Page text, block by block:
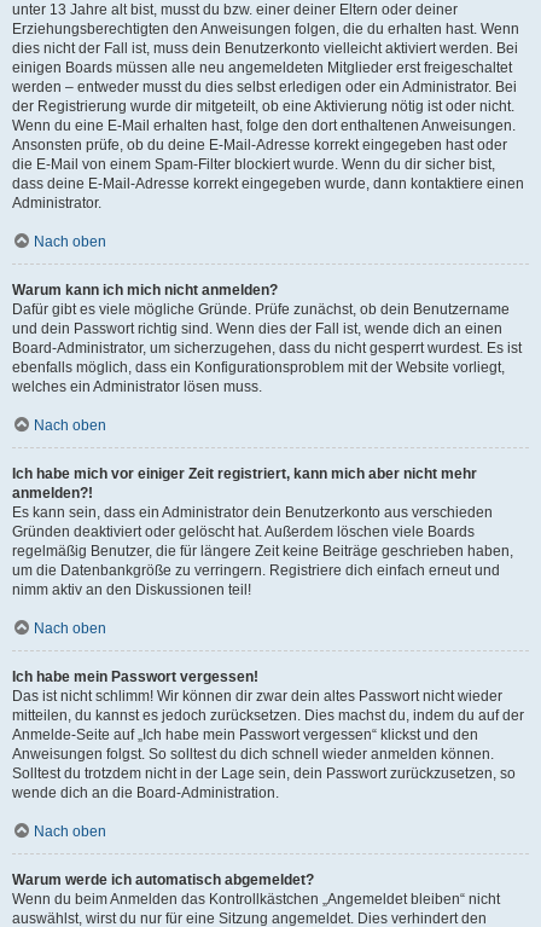
unter 13 Jahre alt bist, musst du bzw. einer deiner Eltern oder deiner
Erziehungsberechtigten den Anweisungen folgen, die du erhalten hast. Wenn
dies nicht der Fall ist, muss dein Benutzerkonto vielleicht aktiviert werden. Bei
einigen Boards müssen alle neu angemeldeten Mitglieder erst freigeschaltet
werden – entweder musst du dies selbst erledigen oder ein Administrator. Bei
der Registrierung wurde dir mitgeteilt, ob eine Aktivierung nötig ist oder nicht.
Wenn du eine E-Mail erhalten hast, folge den dort enthaltenen Anweisungen.
Ansonsten prüfe, ob du deine E-Mail-Adresse korrekt eingegeben hast oder
die E-Mail von einem Spam-Filter blockiert wurde. Wenn du dir sicher bist,
dass deine E-Mail-Adresse korrekt eingegeben wurde, dann kontaktiere einen
Administrator.
Nach oben
Warum kann ich mich nicht anmelden?
Dafür gibt es viele mögliche Gründe. Prüfe zunächst, ob dein Benutzername
und dein Passwort richtig sind. Wenn dies der Fall ist, wende dich an einen
Board-Administrator, um sicherzugehen, dass du nicht gesperrt wurdest. Es ist
ebenfalls möglich, dass ein Konfigurationsproblem mit der Website vorliegt,
welches ein Administrator lösen muss.
Nach oben
Ich habe mich vor einiger Zeit registriert, kann mich aber nicht mehr
anmelden?!
Es kann sein, dass ein Administrator dein Benutzerkonto aus verschieden
Gründen deaktiviert oder gelöscht hat. Außerdem löschen viele Boards
regelmäßig Benutzer, die für längere Zeit keine Beiträge geschrieben haben,
um die Datenbankgröße zu verringern. Registriere dich einfach erneut und
nimm aktiv an den Diskussionen teil!
Nach oben
Ich habe mein Passwort vergessen!
Das ist nicht schlimm! Wir können dir zwar dein altes Passwort nicht wieder
mitteilen, du kannst es jedoch zurücksetzen. Dies machst du, indem du auf der
Anmelde-Seite auf „Ich habe mein Passwort vergessen“ klickst und den
Anweisungen folgst. So solltest du dich schnell wieder anmelden können.
Solltest du trotzdem nicht in der Lage sein, dein Passwort zurückzusetzen, so
wende dich an die Board-Administration.
Nach oben
Warum werde ich automatisch abgemeldet?
Wenn du beim Anmelden das Kontrollkästchen „Angemeldet bleiben“ nicht
auswählst, wirst du nur für eine Sitzung angemeldet. Dies verhindert den